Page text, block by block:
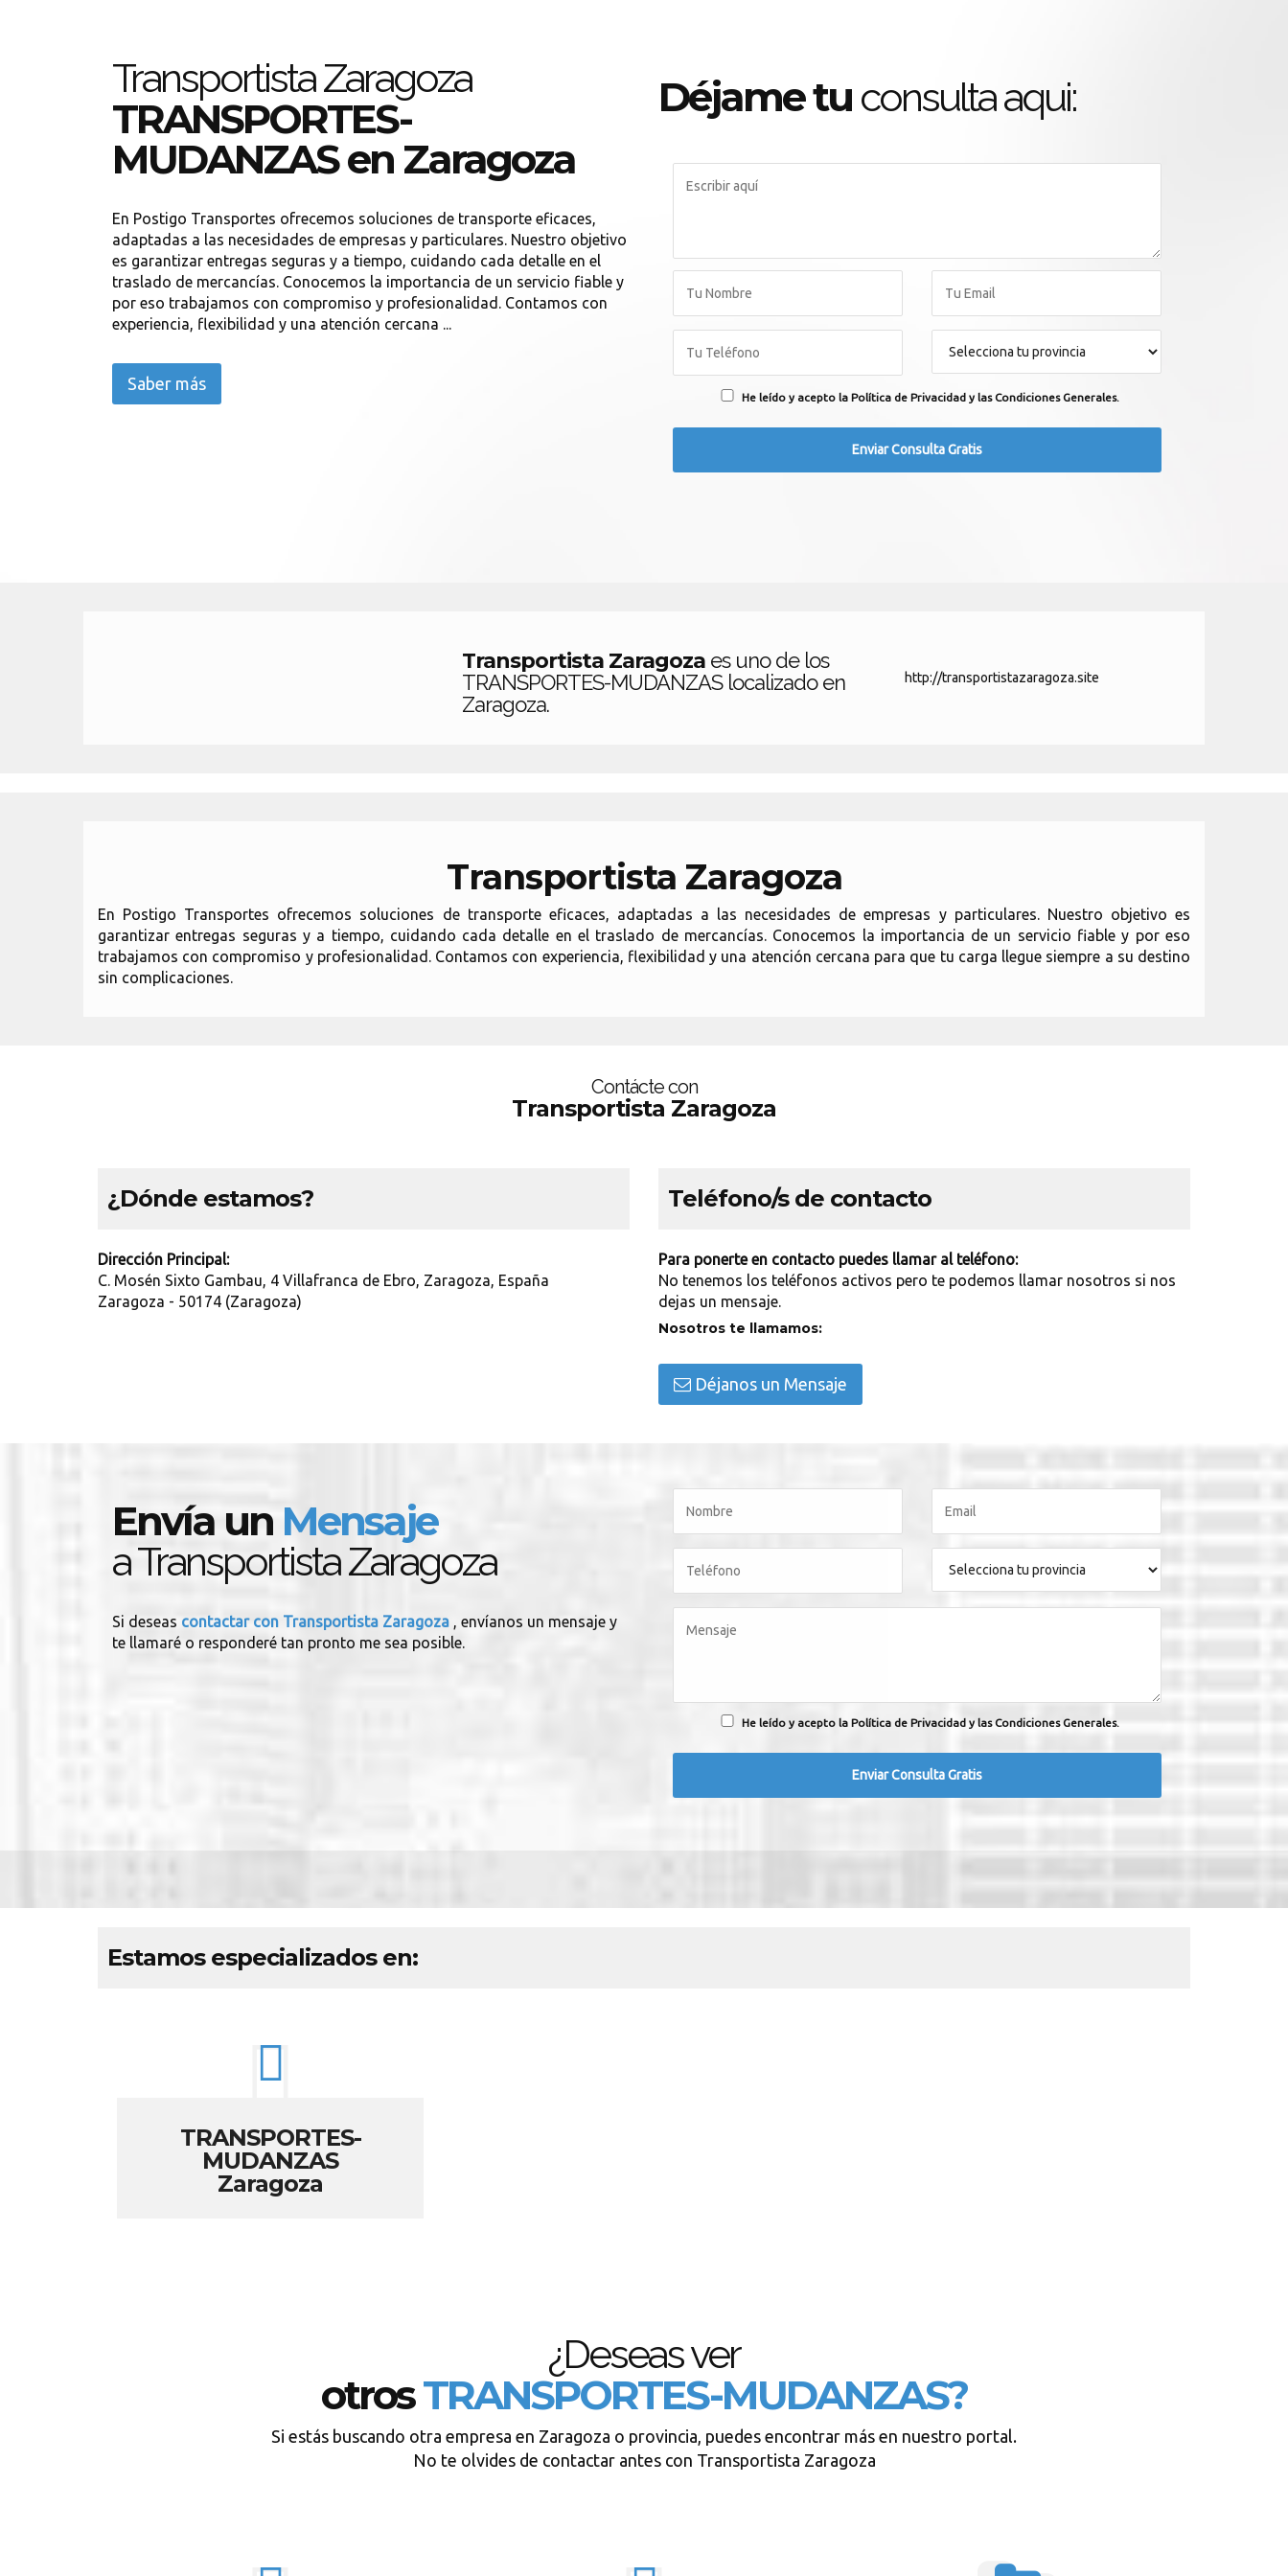
Transportista Zaragoza
TRANSPORTES-
MUDANZAS en Zaragoza
En Postigo Transportes ofrecemos soluciones de transporte eficaces,
adaptadas a las necesidades de empresas y particulares. Nuestro objetivo
es garantizar entregas seguras y a tiempo, cuidando cada detalle en el
traslado de mercancías. Conocemos la importancia de un servicio fiable y
por eso trabajamos con compromiso y profesionalidad. Contamos con
experiencia, flexibilidad y una atención cercana ...
Saber más
Déjame tu consulta aqui:
He leído y acepto la Política de Privacidad y las Condiciones Generales.
Transportista Zaragoza es uno de los
TRANSPORTES-MUDANZAS localizado en
Zaragoza.
http://transportistazaragoza.site
Transportista Zaragoza
En Postigo Transportes ofrecemos soluciones de transporte eficaces, adaptadas a las necesidades de empresas y particulares. Nuestro objetivo es
garantizar entregas seguras y a tiempo, cuidando cada detalle en el traslado de mercancías. Conocemos la importancia de un servicio fiable y por eso
trabajamos con compromiso y profesionalidad. Contamos con experiencia, flexibilidad y una atención cercana para que tu carga llegue siempre a su destino
sin complicaciones.
Contácte con
Transportista Zaragoza
¿Dónde estamos?
Dirección Principal:
C. Mosén Sixto Gambau, 4 Villafranca de Ebro, Zaragoza, España
Zaragoza - 50174 (Zaragoza)
Teléfono/s de contacto
Para ponerte en contacto puedes llamar al teléfono:
No tenemos los teléfonos activos pero te podemos llamar nosotros si nos
dejas un mensaje.
Nosotros te llamamos:
Déjanos un Mensaje
Envía un Mensaje
a Transportista Zaragoza
Si deseas contactar con Transportista Zaragoza , envíanos un mensaje y
te llamaré o responderé tan pronto me sea posible.
He leído y acepto la Política de Privacidad y las Condiciones Generales.
Estamos especializados en:
TRANSPORTES-
MUDANZAS
Zaragoza
¿Deseas ver
otrosTRANSPORTES-MUDANZAS?
Si estás buscando otra empresa en Zaragoza o provincia, puedes encontrar más en nuestro portal.
No te olvides de contactar antes con Transportista Zaragoza